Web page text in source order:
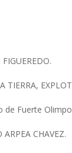
TIERRA,
de Fuerte
CHAVEZ.